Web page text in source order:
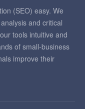
(SEO) easy. We
and critical
tools intuitive and
of small-business
improve their